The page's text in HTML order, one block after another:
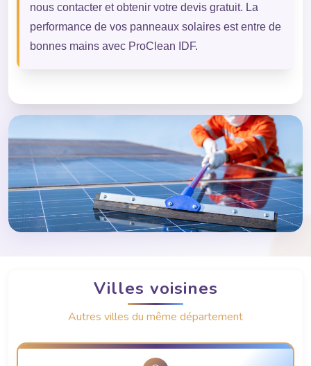
nous contacter et obtenir votre devis gratuit. La
performance de vos panneaux solaires est entre de
bonnes mains avec ProClean IDF.
Villes voisines
Autres villes du même département